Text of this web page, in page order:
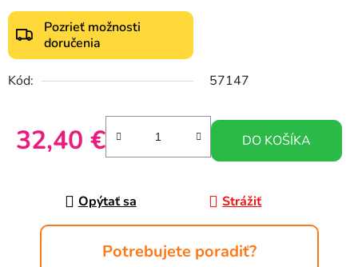
Pozrieť možnosti
doručenia
Kód: 57147
32,40 € DO KOŠÍKA
Opýtať sa Strážiť
Potrebujete poradiť?